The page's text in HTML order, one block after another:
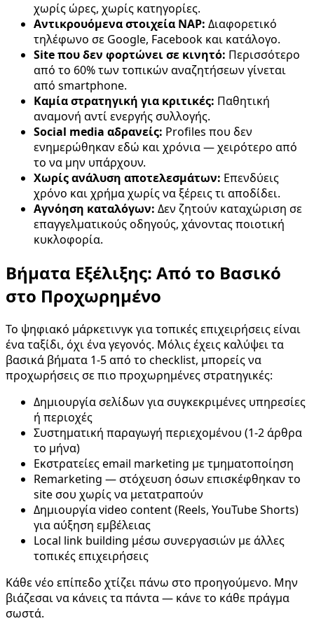
χωρίς ώρες, χωρίς κατηγορίες.
Αντικρουόμενα στοιχεία NAP: Διαφορετικό
τηλέφωνο σε Google, Facebook και κατάλογο.
Site που δεν φορτώνει σε κινητό: Περισσότερο
από το 60% των τοπικών αναζητήσεων γίνεται
από smartphone.
Καμία στρατηγική για κριτικές: Παθητική
αναμονή αντί ενεργής συλλογής.
Social media αδρανείς: Profiles που δεν
ενημερώθηκαν εδώ και χρόνια — χειρότερο από
το να μην υπάρχουν.
Χωρίς ανάλυση αποτελεσμάτων: Επενδύεις
χρόνο και χρήμα χωρίς να ξέρεις τι αποδίδει.
Αγνόηση καταλόγων: Δεν ζητούν καταχώριση σε
επαγγελματικούς οδηγούς, χάνοντας ποιοτική
κυκλοφορία.
Βήματα Εξέλιξης: Από το Βασικό
στο Προχωρημένο
Το ψηφιακό μάρκετινγκ για τοπικές επιχειρήσεις είναι
ένα ταξίδι, όχι ένα γεγονός. Μόλις έχεις καλύψει τα
βασικά βήματα 1-5 από το checklist, μπορείς να
προχωρήσεις σε πιο προχωρημένες στρατηγικές:
Δημιουργία σελίδων για συγκεκριμένες υπηρεσίες
ή περιοχές
Συστηματική παραγωγή περιεχομένου (1-2 άρθρα
το μήνα)
Εκστρατείες email marketing με τμηματοποίηση
Remarketing — στόχευση όσων επισκέφθηκαν το
site σου χωρίς να μετατραπούν
Δημιουργία video content (Reels, YouTube Shorts)
για αύξηση εμβέλειας
Local link building μέσω συνεργασιών με άλλες
τοπικές επιχειρήσεις
Κάθε νέο επίπεδο χτίζει πάνω στο προηγούμενο. Μην
βιάζεσαι να κάνεις τα πάντα — κάνε το κάθε πράγμα
σωστά.